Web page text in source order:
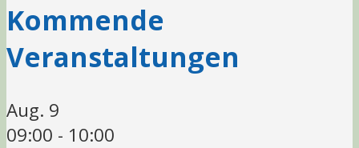
Kommende
Veranstaltungen
Aug. 9
09:00 - 10:00